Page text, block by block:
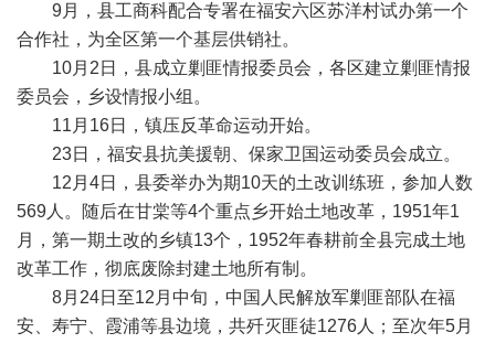
9月，县工商科配合专署在福安六区苏洋村试办第一个
合作社，为全区第一个基层供销社。
10月2日，县成立剿匪情报委员会，各区建立剿匪情报
委员会，乡设情报小组。
11月16日，镇压反革命运动开始。
23日，福安县抗美援朝、保家卫国运动委员会成立。
12月4日，县委举办为期10天的土改训练班，参加人数
569人。随后在甘棠等4个重点乡开始土地改革，1951年1
月，第一期土改的乡镇13个，1952年春耕前全县完成土地
改革工作，彻底废除封建土地所有制。
8月24日至12月中旬，中国人民解放军剿匪部队在福
安、寿宁、霞浦等县边境，共歼灭匪徒1276人；至次年5月